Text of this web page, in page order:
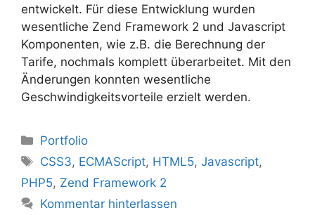
entwickelt. Für diese Entwicklung wurden
wesentliche Zend Framework 2 und Javascript
Komponenten, wie z.B. die Berechnung der
Tarife, nochmals komplett überarbeitet. Mit den
Änderungen konnten wesentliche
Geschwindigkeitsvorteile erzielt werden.
Kategorien
Portfolio
Schlagwörter
CSS3, ECMAScript, HTML5,Javascript,
PHP5, Zend Framework 2
Kommentar hinterlassen